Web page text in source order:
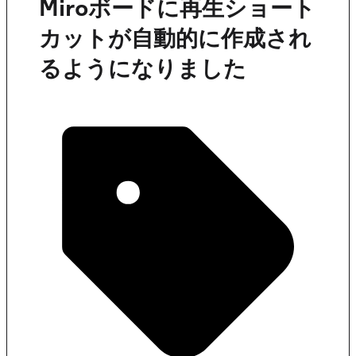
Miroボードに再生ショート
カットが自動的に作成され
るようになりました